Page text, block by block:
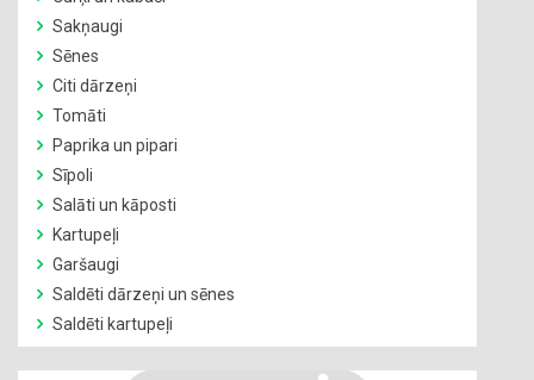
Sakņaugi
Sēnes
Citi dārzeņi
Tomāti
Paprika un pipari
Sīpoli
Salāti un kāposti
Kartupeļi
Garšaugi
Saldēti dārzeņi un sēnes
Saldēti kartupeļi